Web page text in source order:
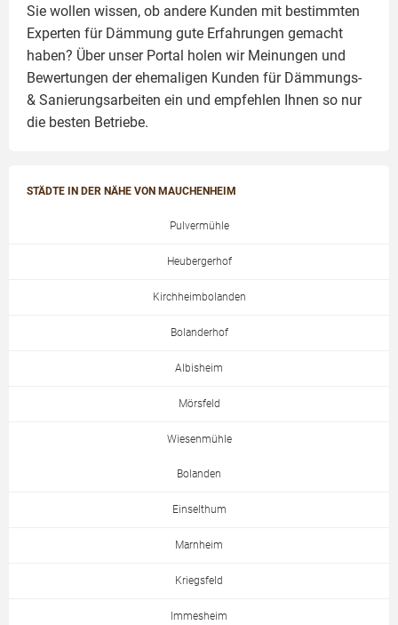
Sie wollen wissen, ob andere Kunden mit bestimmten
Experten für Dämmung gute Erfahrungen gemacht
haben? Über unser Portal holen wir Meinungen und
Bewertungen der ehemaligen Kunden für Dämmungs-
& Sanierungsarbeiten ein und empfehlen Ihnen so nur
die besten Betriebe.
STÄDTE IN DER NÄHE VON MAUCHENHEIM
Pulvermühle
Heubergerhof
Kirchheimbolanden
Bolanderhof
Albisheim
Mörsfeld
Wiesenmühle
Bolanden
Einselthum
Marnheim
Kriegsfeld
Immesheim